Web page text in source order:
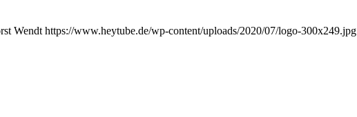
Wendt https://www.heytube.de/wp-content/uploads/2020/07/logo-300x249.jpg